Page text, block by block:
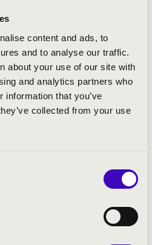
content and ads, to
and to analyse our traffic.
about your use of our site with
and analytics partners who
information that you’ve
collected from your use
nyarán fejezte be Kyrie című
hegedűművész felkérésére
önálló koncertje volt a
itt elhangzott Kyrie
is.
nívó díjat kapott a III. Országos
Emellett
meg a Nemzetközi Ifjúsági
kamara, szólóhangszer és